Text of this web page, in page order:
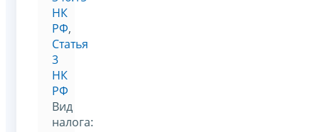
НК
РФ,
Статья
3
НК
РФ
Вид
налога: